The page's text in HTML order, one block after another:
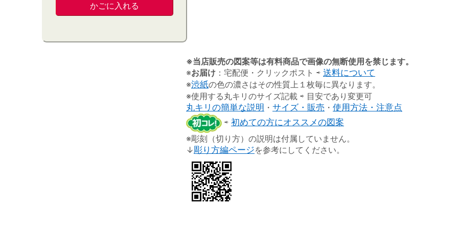
※当店販売の図案等は有料商品で画像の無断使用を禁じます。
※お届け ：宅配便・クリックポスト ⇨ 送料について
※渋紙の色の濃さはその性質上１枚毎に異なります。
※使用する丸キリのサイズ記載 ⇨ 目安であり変更可
丸キリの簡単な説明 ・ サイズ・販売 ・ 使用方法・注意点
⇨ 初めての方にオススメの図案
※彫刻（切り方）の説明は付属していません。
↓彫り方編ページを参考にしてください。